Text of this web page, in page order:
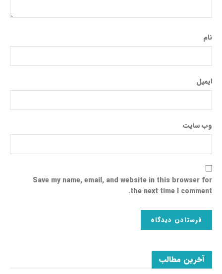
آخرین مطالب
نام
ایمیل
وب‌ سایت
Save my name, email, and website in this browser for
the next time I comment.